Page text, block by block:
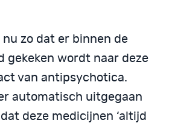
nu zo dat er binnen de
gekeken wordt naar deze
van antipsychotica.
automatisch uitgegaan
deze medicijnen ‘altijd